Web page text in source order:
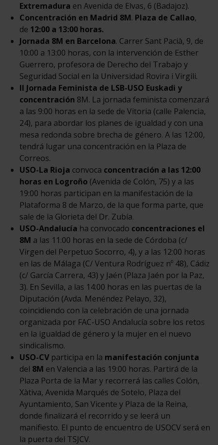
Extremadura en Avenida de Elvas, 6 (Badajoz).
Concentración en Madrid 8M. Plaza de Callao,
de 12:00 a 13:00 horas.
Jornada 8M en Barcelona. Carrer Sant Pacià, 9, de
10:00 a 13:00 horas, con la intervención de Esther
Guerrero, profesora de Derecho del Trabajo y
Seguridad Social en la Universidad Rovira i Virgili.
II Jornada Feminista de LSB-USO Euskadi y
concentración 8M. La jornada feminista comenzará
a las 9:00 horas en la sede de Vitoria (calle Palencia,
24), para abordar los planes de igualdad y con una
mesa redonda sobre brecha de género. A las 12:00,
tendrá lugar una concentración en la Plaza de
Correos.
USO-La Rioja convoca concentración a las 12:00
horas en Logroño (Avenida de Colón, 75) y a las
19:00 horas participan en la manifestación de la
Plataforma 8 de Marzo, de la que forma parte, que
sale de la Glorieta del Dr. Zubía.
USO-Andalucía ha convocado concentraciones el
8M a las 11:00 horas en la sede de Córdoba (c/
Virgen del Perpetuo Socorro, 4), y a las 12:00 horas
en las de Málaga (C/ Ventura Rodríguez nº 48), Cádiz
(c/ García Carrera, 43) y Jaén (Plaza Jaén por la Paz,
3). En Sevilla, a las 14:00 horas en las puertas de la
Diputación (Avda. Menéndez Pelayo, 32),
coincidiendo con la celebración de una jornada
organizada por FAC-USO Andalucía sobre los retos
en la igualdad de género y la mujer en el nuevo
sindicalismo.
USO-CV participa en la manifestación conjunta
del 8M en Valencia a las 19:00 horas. Partirá de la
Plaza Porta de la Mar y recorrerá las calles Colón,
Xàtiva, Avenida Marqués de Sotelo, Plaza del
Ayuntamiento, San Vicente y Plaza de la Reina,
donde finalizará el recorrido y se leerá un
manifiesto. El punto de encuentro de USOCV será en
la puerta del TSJCV.